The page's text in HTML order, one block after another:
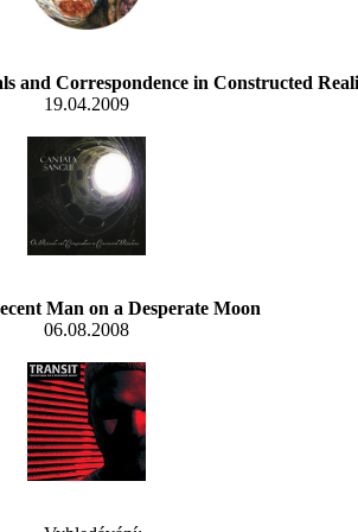
and Correspondence in Constructed
19.04.2009
Man on a Desperate Moon
06.08.2008